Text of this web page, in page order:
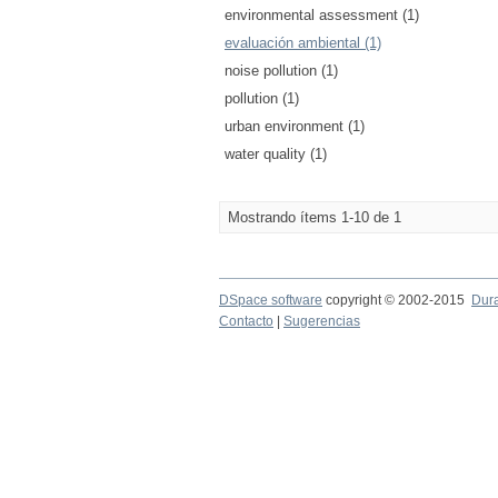
environmental assessment (1)
evaluación ambiental (1)
noise pollution (1)
pollution (1)
urban environment (1)
water quality (1)
Mostrando ítems 1-10 de 1
DSpace software copyright © 2002-2015
Contacto
Sugerencias